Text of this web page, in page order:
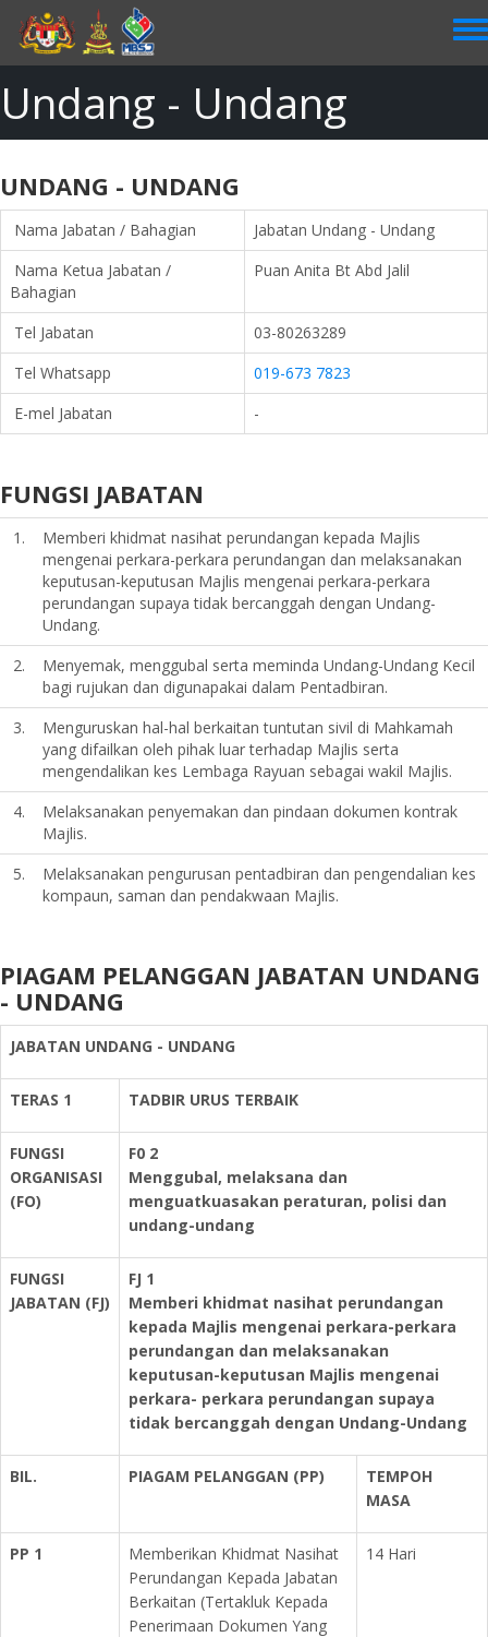
main
content
Undang - Undang
UNDANG - UNDANG
Nama Jabatan / Bahagian
Jabatan Undang - Undang
Nama Ketua Jabatan /
Bahagian
Puan Anita Bt Abd Jalil
Tel Jabatan
03-80263289
Tel Whatsapp
019-673 7823
E-mel Jabatan
-
FUNGSI JABATAN
1.
Memberi khidmat nasihat perundangan kepada Majlis
mengenai perkara-perkara perundangan dan melaksanakan
keputusan-keputusan Majlis mengenai perkara-perkara
perundangan supaya tidak bercanggah dengan Undang-
Undang.
2.
Menyemak, menggubal serta meminda Undang-Undang Kecil
bagi rujukan dan digunapakai dalam Pentadbiran.
3.
Menguruskan hal-hal berkaitan tuntutan sivil di Mahkamah
yang difailkan oleh pihak luar terhadap Majlis serta
mengendalikan kes Lembaga Rayuan sebagai wakil Majlis.
4.
Melaksanakan penyemakan dan pindaan dokumen kontrak
Majlis.
5.
Melaksanakan pengurusan pentadbiran dan pengendalian kes
kompaun, saman dan pendakwaan Majlis.
PIAGAM PELANGGAN JABATAN UNDANG
- UNDANG
JABATAN UNDANG - UNDANG
TERAS 1 TADBIR URUS TERBAIK
FUNGSI
ORGANISASI
(FO)
F0 2
Menggubal, melaksana dan
menguatkuasakan peraturan, polisi dan
undang-undang
FUNGSI
JABATAN (FJ)
FJ 1
Memberi khidmat nasihat perundangan
kepada Majlis mengenai perkara-perkara
perundangan dan melaksanakan
keputusan-keputusan Majlis mengenai
perkara- perkara perundangan supaya
tidak bercanggah dengan Undang-Undang
BIL. PIAGAM PELANGGAN (PP)
TEMPOH
MASA
PP 1
Memberikan Khidmat Nasihat
Perundangan Kepada Jabatan
Berkaitan (Tertakluk Kepada
Penerimaan Dokumen Yang
14 Hari